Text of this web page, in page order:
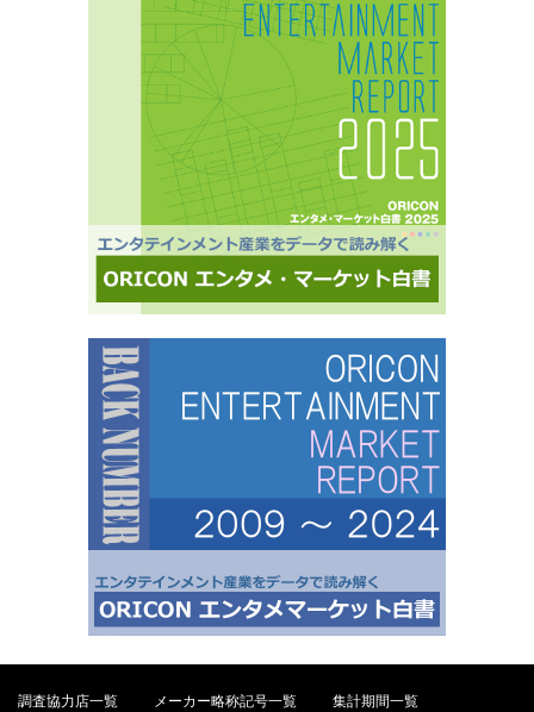
ーティスト・アイドル・俳優・女優・アナウンサー・ドラマ・ライブ・ゲーム…など、エンタ
メ分野のマーケティングリサーチの実績多数。■“オリコンランキング”のブランドをコンシュー
マ分野においても活用・アンケートモニターの意見をランキング化し、メディア展開・ビジネ
ス記事のエビデンスデータとして・定性データをoricon BiZ onlineに蓄積■様々なクライアント
様にご利用いただいております■活用事例 ●アーティストの現
調査協力店一覧 メーカー略称記号一覧 集計期間一覧